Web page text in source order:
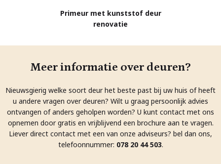
Primeur met kunststof deur
renovatie
Meer informatie over deuren?
Nieuwsgierig welke soort deur het beste past bij uw huis of heeft
u andere vragen over deuren? Wilt u graag persoonlijk advies
ontvangen of anders geholpen worden? U kunt contact met ons
opnemen door gratis en vrijblijvend een brochure aan te vragen.
Liever direct contact met een van onze adviseurs? bel dan ons,
telefoonnummer: 078 20 44 503.